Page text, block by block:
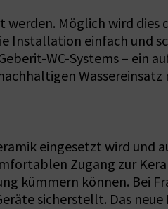
Möglich wird dies
Installation einfach und
WC-Systems – ein
eingesetzt wird und
Zugang zur
kümmern können. Bei
sicherstellt. Das neue